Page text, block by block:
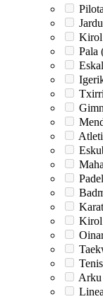
Kirol
Pala
Kirol
Arku